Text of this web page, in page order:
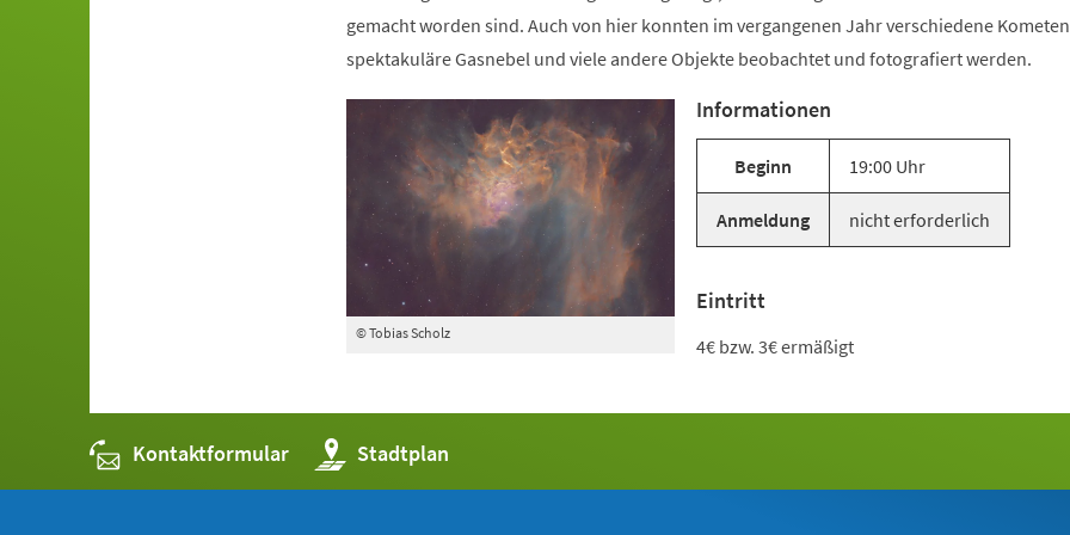
gemacht worden sind. Auch von hier konnten im vergangenen Jahr verschiedene
spektakuläre Gasnebel und viele andere Objekte beobachtet und fotografiert werden.
© Tobias Scholz
Informationen
Beginn 19:00 Uhr
Anmeldung nicht erforderlich
Eintritt
4€ bzw. 3€ ermäßigt
Kontaktformular Stadtplan
(Öffnet
in
einem